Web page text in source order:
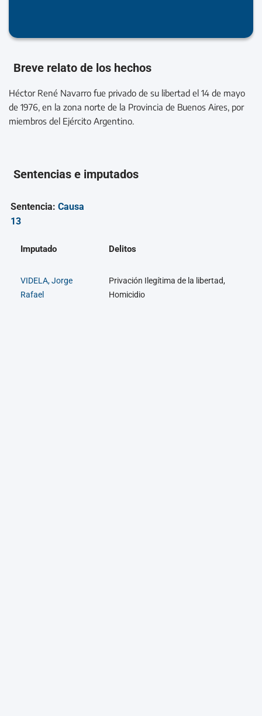
Breve relato de los hechos
Héctor René Navarro fue privado de su libertad el 14 de mayo
de 1976, en la zona norte de la Provincia de Buenos Aires, por
miembros del Ejército Argentino.
Sentencias e imputados
Sentencia: Causa
13
Imputado Delitos
VIDELA, Jorge
Rafael
Privación Ilegítima de la libertad,
Homicidio